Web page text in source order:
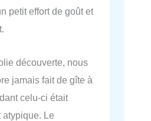
petit effort de goût et
découverte, nous
jamais fait de gîte à
celu-ci était
Le